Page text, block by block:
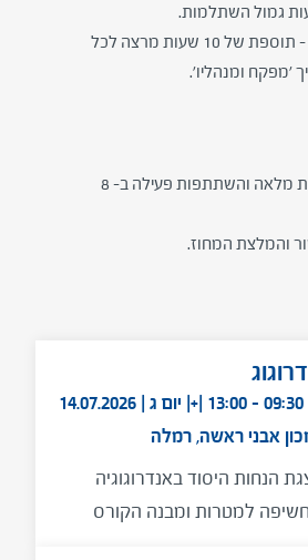
בונוס – תוספת של 10 שעות מרצה לכל
'מפקח ומנהליו'.
נוכחות מלאה והשתתפות פעילה ב- 8
והמלצת המחוז.
יום א | 05.07.2026 | 09:30 - 13:00 |+| יום ג | 14.07.2026
הנחות היסוד באנדרוגוגיה
למטרות ומבנה הקורס